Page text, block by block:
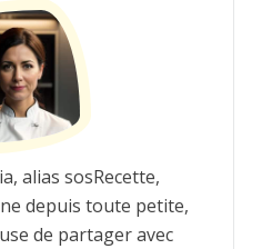
alias sosRecette,
depuis toute petite,
de partager avec